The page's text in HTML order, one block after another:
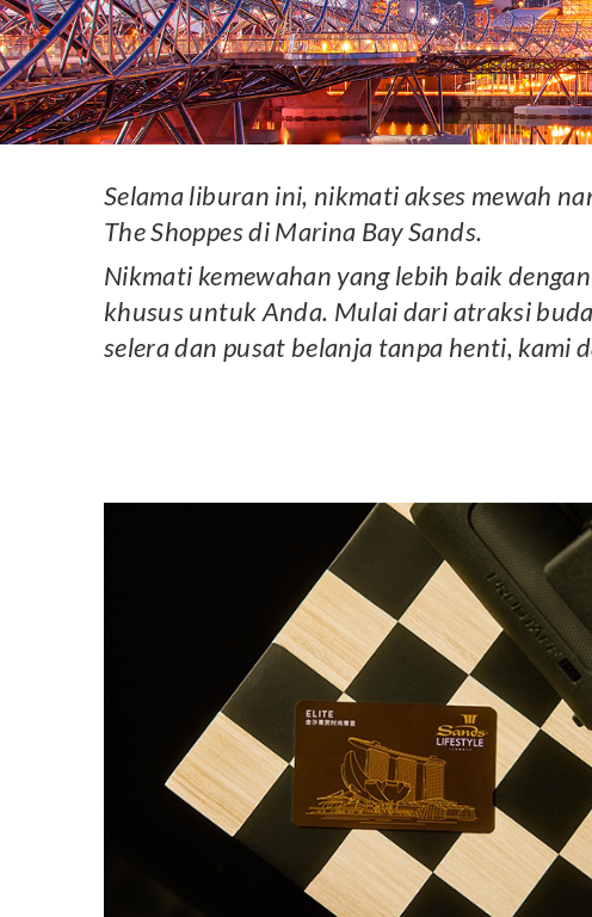
Selama liburan ini, nikmati akses mewah
The Shoppes di Marina Bay Sands.
Nikmati kemewahan yang lebih baik
khusus untuk Anda. Mulai dari atraksi
selera dan pusat belanja tanpa henti, kami